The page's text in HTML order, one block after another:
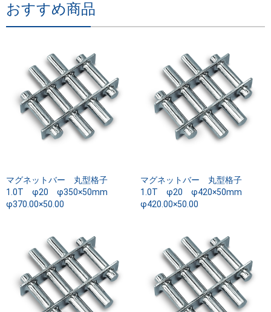
おすすめ商品
マグネットバー 丸型格子
1.0T φ20 φ350×50mm
φ370.00×50.00
マグネットバー 丸型格子
1.0T φ20 φ420×50mm
φ420.00×50.00